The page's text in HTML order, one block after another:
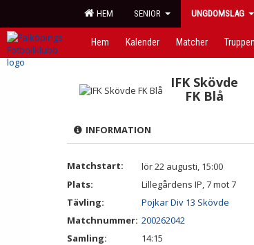
HEM SENIOR UNGDOMSLAG
Hem Kalender Matcher Truppen
IFK Skövde
FK Blå
INFORMATION
Matchstart:
lör 22 augusti, 15:00
Plats:
Lillegårdens IP, 7 mot 7
Tävling:
Pojkar Div 13 Skövde
Matchnummer: 200262042
Samling:
14:15